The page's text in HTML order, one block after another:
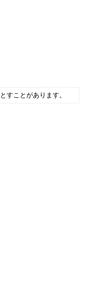
すことがあります。